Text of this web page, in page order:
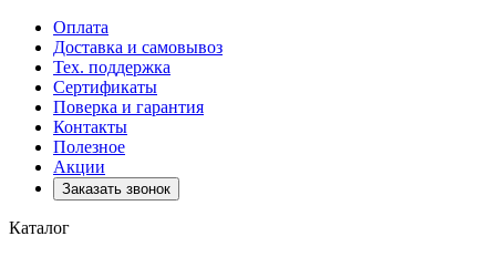
Оплата
Доставка и самовывоз
Тех. поддержка
Сертификаты
Поверка и гарантия
Контакты
Полезное
Акции
Заказать звонок
Каталог